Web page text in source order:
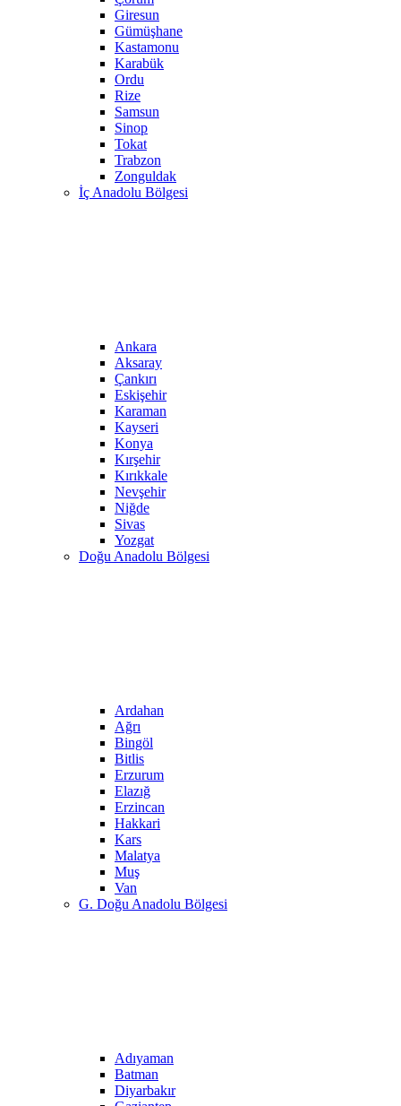
Giresun
Gümüşhane
Kastamonu
Karabük
Ordu
Rize
Samsun
Sinop
Tokat
Trabzon
Zonguldak
İç Anadolu Bölgesi
Ankara
Aksaray
Çankırı
Eskişehir
Karaman
Kayseri
Konya
Kırşehir
Kırıkkale
Nevşehir
Niğde
Sivas
Yozgat
Doğu Anadolu Bölgesi
Ardahan
Ağrı
Bingöl
Bitlis
Erzurum
Elazığ
Erzincan
Hakkari
Kars
Malatya
Muş
Van
G. Doğu Anadolu Bölgesi
Adıyaman
Batman
Diyarbakır